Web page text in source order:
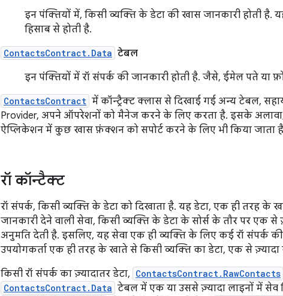
इन पंक्तियों में, किसी व्यक्ति के डेटा की खास जानकारी होती है.
हिसाब से होती है.
ContactsContract.Data टेबल
इन पंक्तियों में रॉ संपर्क की जानकारी होती है. जैसे, ईमेल पते या
ContactsContract में कॉन्ट्रैक्ट क्लास से दिखाई गई अन्य टेबल,
Provider, अपने ऑपरेशनों को मैनेज करने के लिए करता है. इसके अलावा,
ऐप्लिकेशन में कुछ खास फ़ंक्शन को सपोर्ट करने के लिए भी किया जाता
रॉ कॉन्टैक्ट
रॉ संपर्क, किसी व्यक्ति के डेटा को दिखाता है. यह डेटा, एक ही तरह
जानकारी देने वाली सेवा, किसी व्यक्ति के डेटा के सोर्स के तौर पर एक
अनुमति देती है. इसलिए, यह सेवा एक ही व्यक्ति के लिए कई रॉ संपर्क
उपयोगकर्ता एक ही तरह के खाते से किसी व्यक्ति का डेटा, एक से
किसी रॉ संपर्क का ज़्यादातर डेटा, ContactsContract.RawContacts
ContactsContract.Data टेबल में एक या उससे ज़्यादा लाइनों में सेव